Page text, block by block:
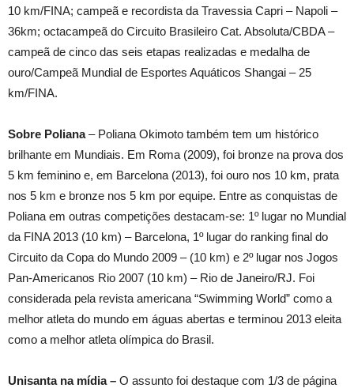
10 km/FINA; campeã e recordista da Travessia Capri – Napoli –
36km; octacampeã do Circuito Brasileiro Cat. Absoluta/CBDA –
campeã de cinco das seis etapas realizadas e medalha de
ouro/Campeã Mundial de Esportes Aquáticos Shangai – 25
km/FINA.
Sobre Poliana– Poliana Okimoto também tem um histórico
brilhante em Mundiais. Em Roma (2009), foi bronze na prova dos
5 km feminino e, em Barcelona (2013), foi ouro nos 10 km, prata
nos 5 km e bronze nos 5 km por equipe. Entre as conquistas de
Poliana em outras competições destacam-se: 1º lugar no Mundial
da FINA 2013 (10 km) – Barcelona, 1º lugar do ranking final do
Circuito da Copa do Mundo 2009 – (10 km) e 2º lugar nos Jogos
Pan-Americanos Rio 2007 (10 km) – Rio de Janeiro/RJ. Foi
considerada pela revista americana “Swimming World” como a
melhor atleta do mundo em águas abertas e terminou 2013 eleita
como a melhor atleta olímpica do Brasil.
Unisanta na mídia – O assunto foi destaque com 1/3 de página